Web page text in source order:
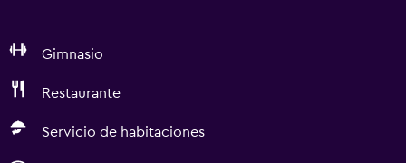
Gimnasio
Restaurante
Servicio de habitaciones